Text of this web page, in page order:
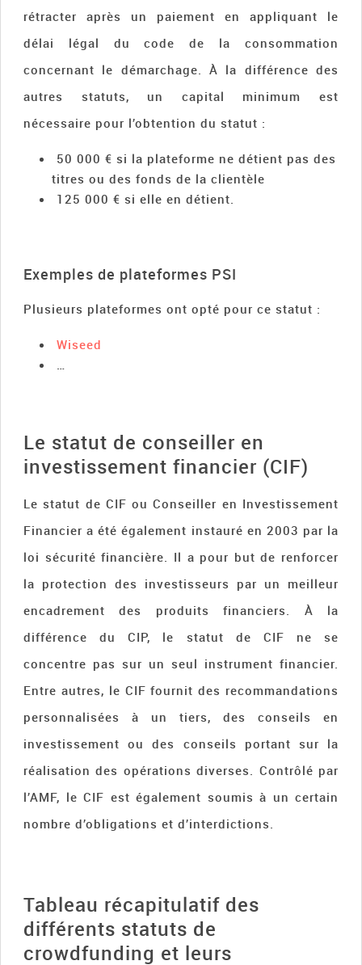
rétracter après un paiement en appliquant le
délai légal du code de la consommation
concernant le démarchage. À la différence des
autres statuts, un capital minimum est
nécessaire pour l’obtention du statut :
50 000 € si la plateforme ne détient pas des
titres ou des fonds de la clientèle
125 000 € si elle en détient.
Exemples de plateformes PSI
Plusieurs plateformes ont opté pour ce statut :
Wiseed
Le statut de conseiller en
investissement financier (CIF)
Le statut de CIF ou Conseiller en Investissement
Financier a été également instauré en 2003 par la
loi sécurité financière. Il a pour but de renforcer
la protection des investisseurs par un meilleur
encadrement des produits financiers. À la
différence du CIP, le statut de CIF ne se
concentre pas sur un seul instrument financier.
Entre autres, le CIF fournit des recommandations
personnalisées à un tiers, des conseils en
investissement ou des conseils portant sur la
réalisation des opérations diverses. Contrôlé par
l’AMF, le CIF est également soumis à un certain
nombre d’obligations et d’interdictions.
Tableau récapitulatif des
différents statuts de
crowdfunding et leurs